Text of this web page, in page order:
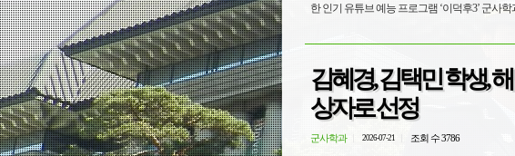
김혜경, 김택민 학생,
상자로 선정
군사학과 2026-07-21 조회 수 3786